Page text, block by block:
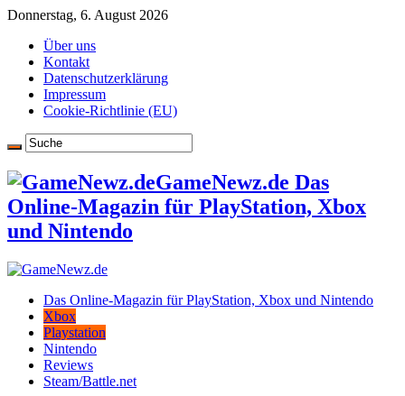
Donnerstag, 6. August 2026
Über uns
Kontakt
Datenschutzerklärung
Impressum
Cookie-Richtlinie (EU)
GameNewz.de Das
Online-Magazin für PlayStation, Xbox
und Nintendo
Das Online-Magazin für PlayStation, Xbox und Nintendo
Xbox
Playstation
Nintendo
Reviews
Steam/Battle.net